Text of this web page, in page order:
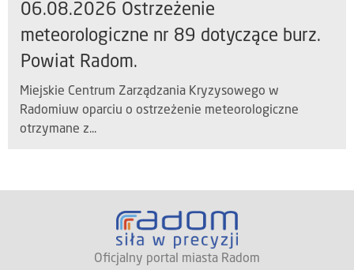
06.08.2026 Ostrzeżenie
meteorologiczne nr 89 dotyczące burz.
Powiat Radom.
Miejskie Centrum Zarządzania Kryzysowego w
Radomiuw oparciu o ostrzeżenie meteorologiczne
otrzymane z...
Oficjalny portal miasta Radom